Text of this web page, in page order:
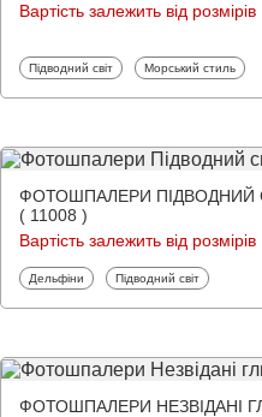
Вартість залежить від розмірів
Фотошпалери
Підводний світ Фотошпалери
Морський стиль
ФОТОШПАЛЕРИ ПІДВОДНИЙ
( 11008 )
Вартість залежить від розмірів
Фотошпалери
Дельфіни Фотошпалери
Підводний світ
ФОТОШПАЛЕРИ НЕЗВІДАНІ